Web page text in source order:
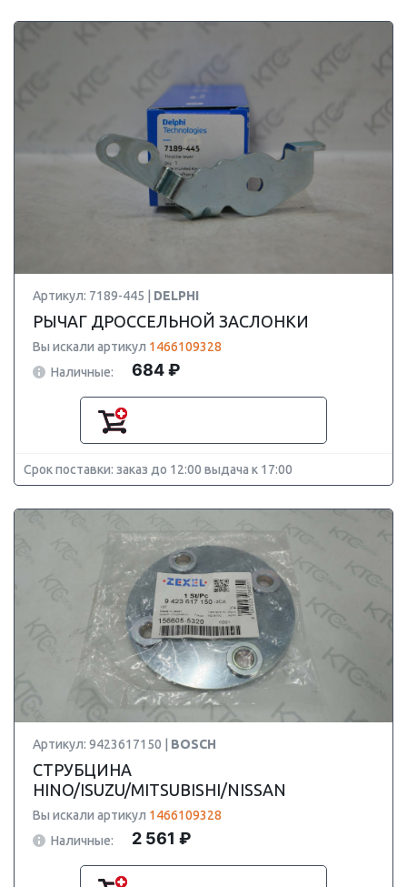
Артикул: 7189-445 | DELPHI
РЫЧАГ ДРОССЕЛЬНОЙ ЗАСЛОНКИ
Вы искали артикул 1466109328
Наличные:
684 ₽
Срок поставки: заказ до 12:00 выдача к 17:00
Артикул: 9423617150 | BOSCH
СТРУБЦИНА
HINO/ISUZU/MITSUBISHI/NISSAN
Вы искали артикул 1466109328
Наличные:
2 561 ₽